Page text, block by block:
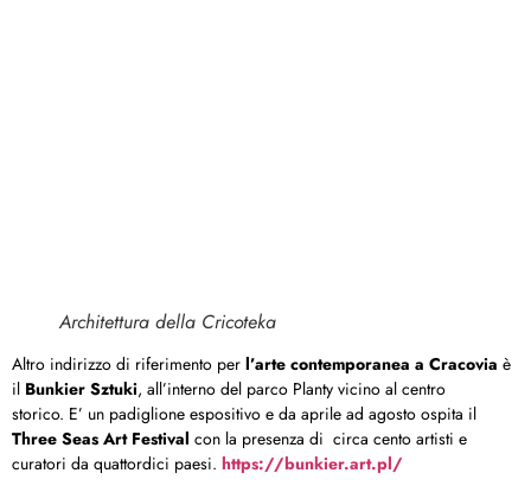
Architettura della Cricoteka
Altro indirizzo di riferimento per l’arte contemporanea a Cracovia è
il Bunkier Sztuki, all’interno del parco Planty vicino al centro
storico. E’ un padiglione espositivo e da aprile ad agosto ospita il
Three Seas Art Festival con la presenza di circa cento artisti e
curatori da quattordici paesi. https://bunkier.art.pl/